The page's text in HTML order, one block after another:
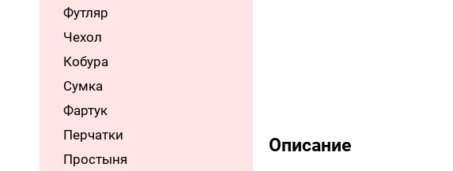
Футляр
Чехол
Кобура
Сумка
Фартук
Перчатки
Простыня
Описание